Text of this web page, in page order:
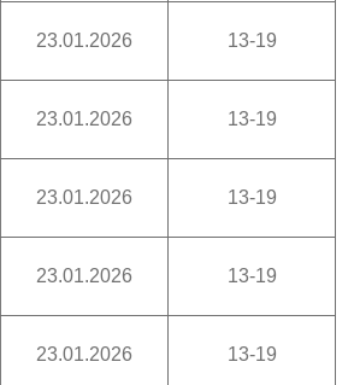
23.01.2026 13-19
23.01.2026 13-19
23.01.2026 13-19
23.01.2026 13-19
23.01.2026 13-19